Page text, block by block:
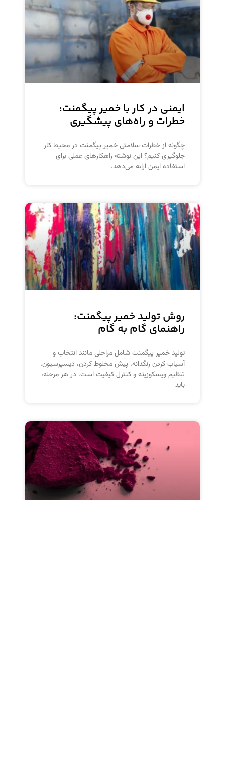
ایمنی در کار با خمیر پیگمنت:
خطرات و راه‌های پیشگیری
چگونه از خطرات سلامتی خمیر پیگمنت در محیط کار
جلوگیری کنیم؟ این نوشته راهکارهای عملی برای
استفاده ایمن ارائه می‌دهد.
روش تولید خمیر پیگمنت:
راهنمای گام به گام
تولید خمیر پیگمنت شامل مراحلی مانند انتخاب و
آسیاب کردن رنگدانه، پیش مخلوط کردن، دیسپرسیون،
تنظیم ویسکوزیته و کنترل کیفیت است. در هر مرحله،
باید